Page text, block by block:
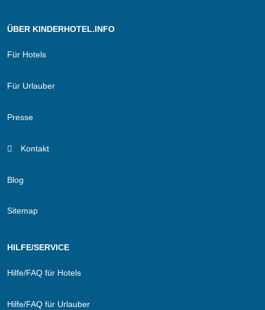
ÜBER KINDERHOTEL.INFO
Für Hotels
Für Urlauber
Presse
Kontakt
Blog
Sitemap
HILFE/SERVICE
Hilfe/FAQ für Hotels
Hilfe/FAQ für Urlauber